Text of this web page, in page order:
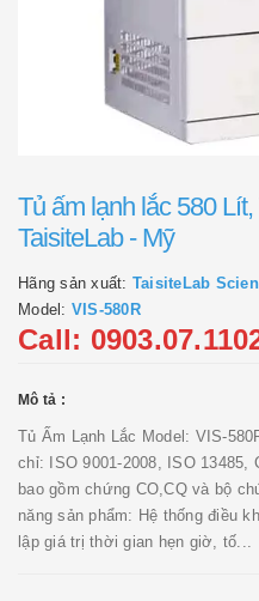
Tủ ấm lạnh lắc 580
TaisiteLab - Mỹ
Hãng sản xuất: TaisiteLab
Model: VIS-580R
Call:
Mô tả :
Tủ Ấm Lạnh Lắc Model: VIS-
chỉ: ISO 9001-2008, ISO 13485,
bao gồm chứng CO,CQ và bộ
năng sản phẩm: Hệ thống điều
lập giá trị thời gian hẹn giờ, tố...